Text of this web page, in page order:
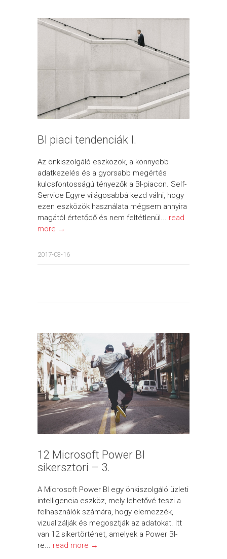
BI piaci tendenciák I.
Az önkiszolgáló eszközök, a könnyebb
adatkezelés és a gyorsabb megértés
kulcsfontosságú tényezők a BI-piacon. Self-
Service Egyre világosabbá kezd válni, hogy
ezen eszközök használata mégsem annyira
magától értetődő és nem feltétlenül... read
more →
2017-03-16
12 Microsoft Power BI
sikersztori – 3.
A Microsoft Power BI egy önkiszolgáló üzleti
intelligencia eszköz, mely lehetővé teszi a
felhasználók számára, hogy elemezzék,
vizualizálják és megosztják az adatokat. Itt
van 12 sikertörténet, amelyek a Power BI-
re... read more →